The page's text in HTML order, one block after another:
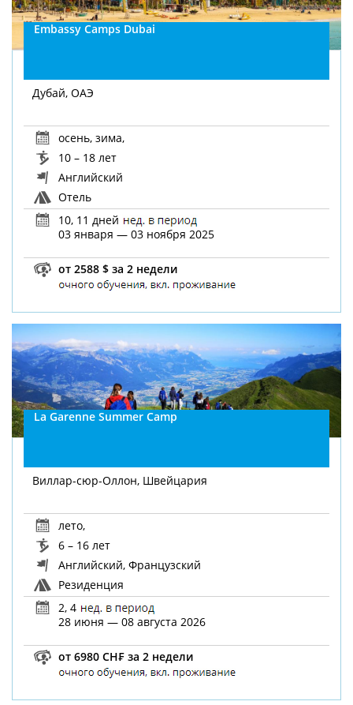
Embassy Camps Dubai
Дубай, ОАЭ
осень,зима,
10 – 18 лет
Английский
Отель
10, 11 дней
03 января — 03 ноября 2025
от 2588 $ за 2 недели
La Garenne Summer Camp
Виллар-сюр-Оллон, Швейцария
лето,
6 – 16 лет
Английский, Французский
Резиденция
2, 4
28 июня — 08 августа 2026
от 6980 CH₣ за 2 недели